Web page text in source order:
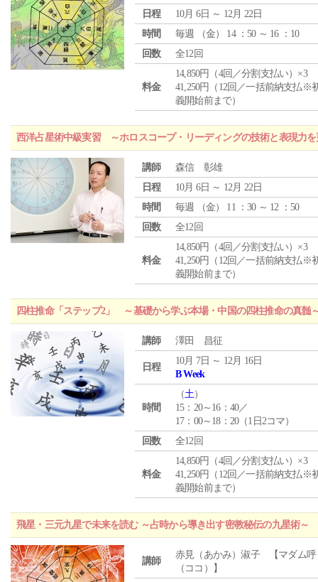
日程
10月 6日 ～ 12月 22日
時間
毎週 （金） 14 ：50 ～ 16 ：10
回数
全12回
料金
14,850円（4回／分割支払い）×3
41,250円（12回／一括前納支払※
義開始前まで）
西洋占星術中級実習 ～ホロスコープ・リーディングの技術と表現力
講師
森信 彰雄
日程
10月 6日 ～ 12月 22日
時間
毎週 （金） 11 ：30 ～ 12 ：50
回数
全12回
料金
14,850円（4回／分割支払い）×3
41,250円（12回／一括前納支払※
義開始前まで）
四柱推命「ステップ2」 ～基礎から学ぶ本場・中国の四柱推命の真髄
講師 澤田 昌征
日程
10月 7日 ～ 12月 16日
B Week
時間
（土）
15：20～16：40／
17：00～18：20（1日2コマ）
回数
全12回
料金
14,850円（4回／分割支払い）×3
41,250円（12回／一括前納支払※
義開始前まで）
飛星・三元九星で未来を読む ～占時から導き出す密教秘伝の九星術～
講師
赤見（あかみ）淑子 【マダム呼
（ココ）】